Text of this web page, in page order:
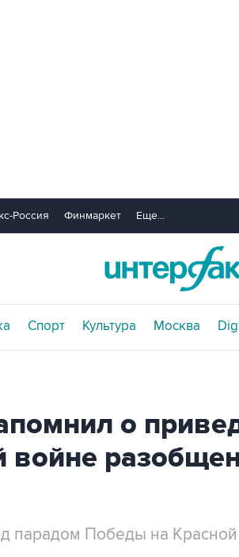
Россия Финмаркет Еще...
Спорт Культура Москва
о
войне
парадом Победы на